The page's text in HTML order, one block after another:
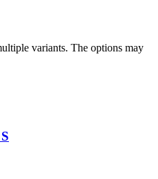
variants. The options may